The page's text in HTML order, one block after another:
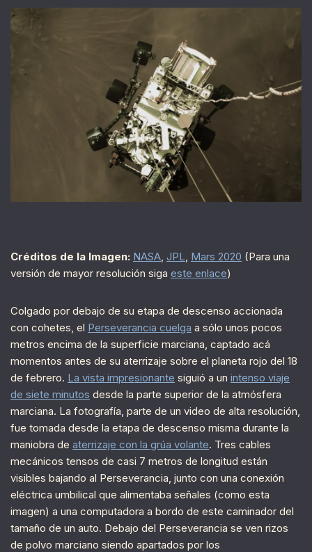
Créditos de la Imagen: NASA, JPL, Mars 2020 (Para una
versión de mayor resolución siga este enlace)
Colgado por debajo de su etapa de descenso accionada
con cohetes, el Perseverancia cuelga a sólo unos pocos
metros encima de la superficie marciana, captado acá
momentos antes de su aterrizaje sobre el planeta rojo del 18
de febrero. La vista impresionante siguió a un intenso viaje
de siete minutos desde la parte superior de la atmósfera
marciana. La fotografía, parte de un video de alta resolución,
fue tomada desde la etapa de descenso misma durante la
maniobra de aterrizaje con la grúa volante. Tres cables
mecánicos tensos de casi 7 metros de longitud están
visibles bajando al Perseverancia, junto con una conexión
eléctrica umbilical que alimentaba señales (como esta
imagen) a una computadora a bordo de este caminador del
tamaño de un auto. Debajo del Perseverancia se ven rizos
de polvo marciano siendo apartados por los